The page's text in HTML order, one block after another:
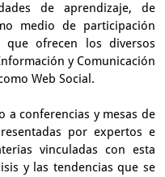
de aprendizaje, de
medio de participación
ofrecen los diversos
y Comunicación
Web Social.
a conferencias y mesas de
por expertos e
vinculadas con esta
y las tendencias que se